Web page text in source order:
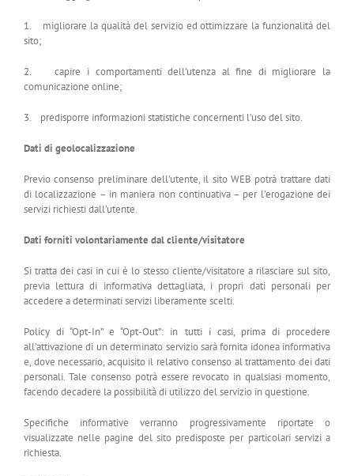
1. migliorare la qualità del servizio ed ottimizzare la funzionalità del
sito;
2. capire i comportamenti dell’utenza al fine di migliorare la
comunicazione online;
3. predisporre informazioni statistiche concernenti l’uso del sito.
Dati di geolocalizzazione
Previo consenso preliminare dell’utente, il sito WEB potrà trattare dati
di localizzazione – in maniera non continuativa – per l’erogazione dei
servizi richiesti dall’utente.
Dati forniti volontariamente dal cliente/visitatore
Si tratta dei casi in cui è lo stesso cliente/visitatore a rilasciare sul sito,
previa lettura di informativa dettagliata, i propri dati personali per
accedere a determinati servizi liberamente scelti.
Policy di “Opt-In” e “Opt-Out”: in tutti i casi, prima di procedere
all’attivazione di un determinato servizio sarà fornita idonea informativa
e, dove necessario, acquisito il relativo consenso al trattamento dei dati
personali. Tale consenso potrà essere revocato in qualsiasi momento,
facendo decadere la possibilità di utilizzo del servizio in questione.
Specifiche informative verranno progressivamente riportate o
visualizzate nelle pagine del sito predisposte per particolari servizi a
richiesta.